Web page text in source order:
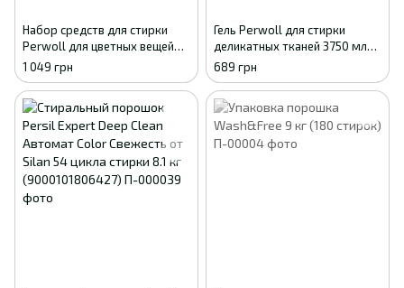
Набор средств для стирки
Perwoll для цветных вещей
3000 мл + для темных и
черных вещей 3000 мл
(9000101813111)
1 049 грн
Гель Perwoll для стирки
деликатных тканей 3750 мл
(9000101810202)
689 грн